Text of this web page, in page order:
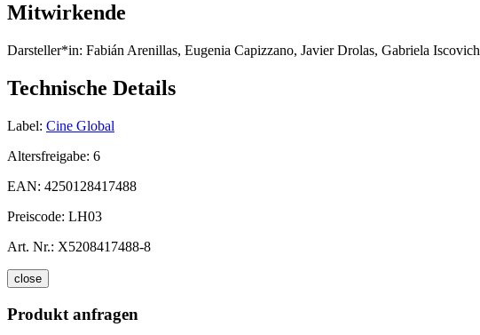
Mitwirkende
Darsteller*in: Fabián Arenillas, Eugenia Capizzano, Javier Drolas, Gabriela Iscovich
Technische Details
Label: Cine Global
Altersfreigabe: 6
EAN: 4250128417488
Preiscode: LH03
Art. Nr.: X5208417488-8
close
Produkt anfragen